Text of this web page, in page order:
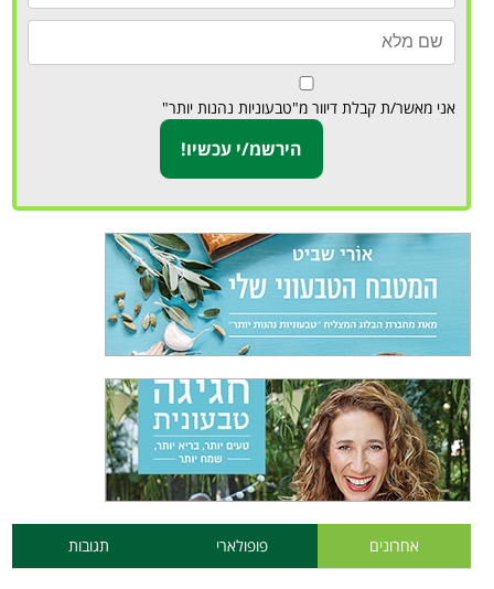
אני מאשר/ת קבלת דיוור מ"טבעוניות נהנות יותר"
אחרונים פופולארי תגובות